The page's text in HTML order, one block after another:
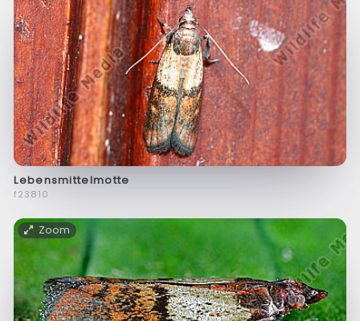
Lebensmittelmotte
f23810
Zoom